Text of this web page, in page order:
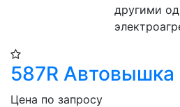
другими
587R Автовышка
Цена по запросу